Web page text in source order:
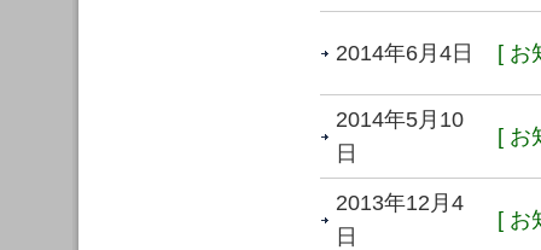
2014年6月4日 [ お
2014年5月10
日
[ お
2013年12月4
日
[ お